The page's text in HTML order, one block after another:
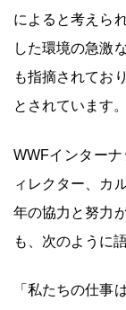
によると考えら
した環境の急激
も指摘されてお
とされています。
WWFインター
ィレクター、カ
年の協力と努力
も、次のように
「私たちの仕事